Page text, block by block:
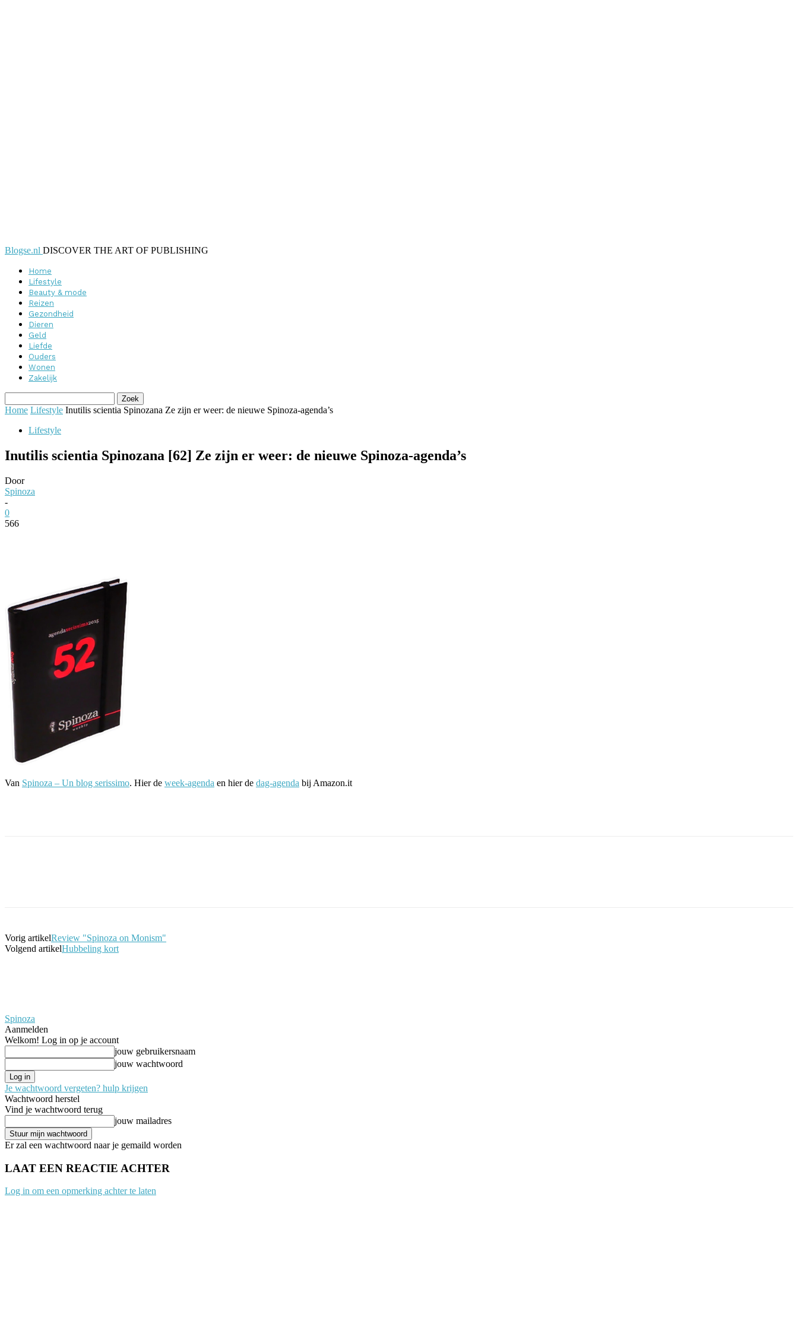
Blogse.nl DISCOVER THE ART OF PUBLISHING
Home
Lifestyle
Beauty & mode
Reizen
Gezondheid
Dieren
Geld
Liefde
Ouders
Wonen
Zakelijk
Home Lifestyle Inutilis scientia Spinozana Ze zijn er weer: de nieuwe Spinoza-agenda’s
Lifestyle
Inutilis scientia Spinozana [62] Ze zijn er weer: de nieuwe Spinoza-agenda’s
Door
Spinoza
-
0
566
Van Spinoza – Un blog serissimo. Hier de week-agenda en hier de dag-agenda bij Amazon.it
Vorig artikelReview "Spinoza on Monism"
Volgend artikelHubbeling kort
Spinoza
Aanmelden
Welkom! Log in op je account
jouw gebruikersnaam
jouw wachtwoord
Je wachtwoord vergeten? hulp krijgen
Wachtwoord herstel
Vind je wachtwoord terug
jouw mailadres
Er zal een wachtwoord naar je gemaild worden
LAAT EEN REACTIE ACHTER
Log in om een opmerking achter te laten